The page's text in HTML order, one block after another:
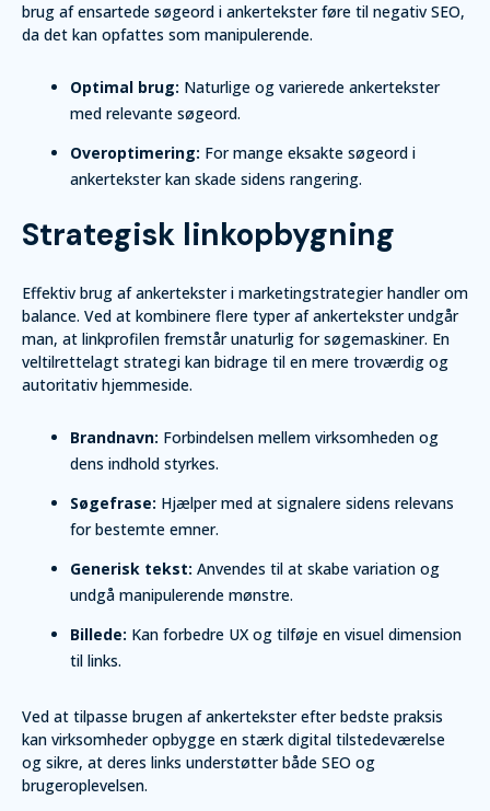
brug af ensartede søgeord i ankertekster føre til negativ SEO,
da det kan opfattes som manipulerende.
Optimal brug: Naturlige og varierede ankertekster
med relevante søgeord.
Overoptimering: For mange eksakte søgeord i
ankertekster kan skade sidens rangering.
Strategisk linkopbygning
Effektiv brug af ankertekster i marketingstrategier handler om
balance. Ved at kombinere flere typer af ankertekster undgår
man, at linkprofilen fremstår unaturlig for søgemaskiner. En
veltilrettelagt strategi kan bidrage til en mere troværdig og
autoritativ hjemmeside.
Brandnavn: Forbindelsen mellem virksomheden og
dens indhold styrkes.
Søgefrase: Hjælper med at signalere sidens relevans
for bestemte emner.
Generisk tekst: Anvendes til at skabe variation og
undgå manipulerende mønstre.
Billede: Kan forbedre UX og tilføje en visuel dimension
til links.
Ved at tilpasse brugen af ankertekster efter bedste praksis
kan virksomheder opbygge en stærk digital tilstedeværelse
og sikre, at deres links understøtter både SEO og
brugeroplevelsen.